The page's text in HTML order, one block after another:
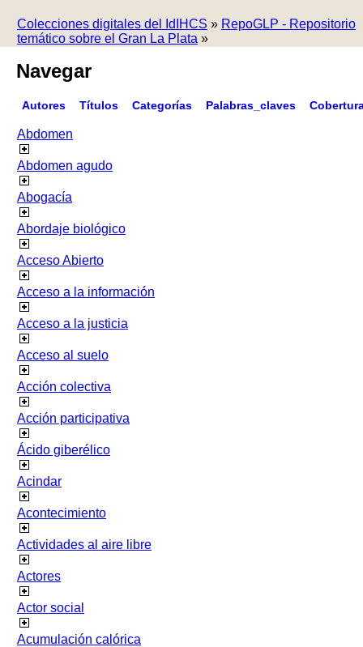
Colecciones digitales del IdIHCS » RepoGLP - Repositorio
temático sobre el Gran La Plata »
Navegar
Autores Títulos Categorías Palabras_claves
Abdomen
Abdomen agudo
Abogacía
Abordaje biológico
Acceso Abierto
Acceso a la información
Acceso a la justicia
Acceso al suelo
Acción colectiva
Acción participativa
Ácido giberélico
Acindar
Acontecimiento
Actividades al aire libre
Actores
Actor social
Acumulación calórica